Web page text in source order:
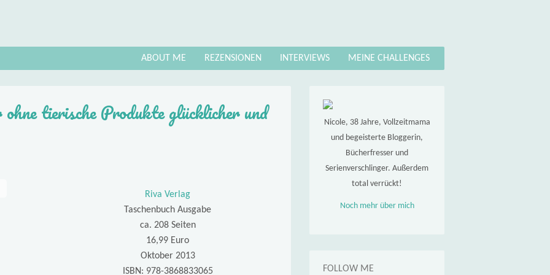
MEINE CHALLENGES
INTERVIEWS
REZENSIONEN
ABOUT ME
tierische Produkte glücklicher und
Riva Verlag
Taschenbuch Ausgabe
ca. 208 Seiten
16,99 Euro
Oktober 2013
ISBN: 978-3868833065
Nicole, 38 Jahre, Vollzeitmama
und begeisterte Bloggerin,
Bücherfresser und
Serienverschlinger. Außerdem
total verrückt!
Noch mehr über mich
FOLLOW ME